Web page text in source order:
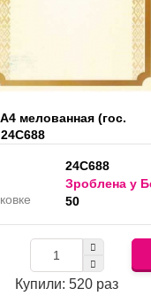
мелованная (гос.
24С688
Зроблена у
50
Купили: 520 раз